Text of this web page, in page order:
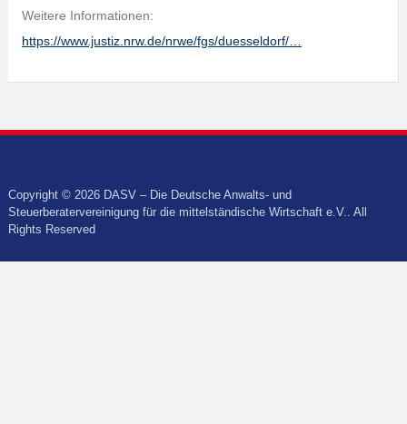
Weitere Informationen:
https://www.justiz.nrw.de/nrwe/fgs/duesseldorf/…
Copyright © 2026 DASV – Die Deutsche Anwalts- und
Steuerberatervereinigung für die mittelständische Wirtschaft e.V.. All
Rights Reserved